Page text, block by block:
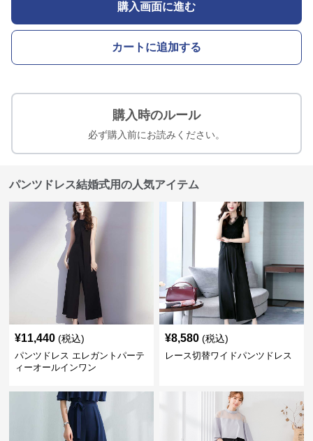
購入画面に進む
カートに追加する
購入時のルール
必ず購入前にお読みください。
パンツドレス結婚式用の人気アイテム
¥11,440 (税込)
パンツドレス エレガントパーテ
ィーオールインワン
¥8,580 (税込)
レース切替ワイドパンツドレス